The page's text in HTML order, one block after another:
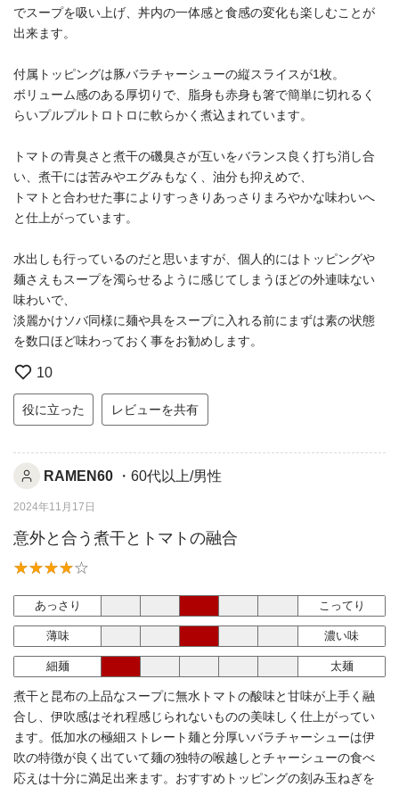
でスープを吸い上げ、丼内の一体感と食感の変化も楽しむことが
出来ます。
付属トッピングは豚バラチャーシューの縦スライスが1枚。
ボリューム感のある厚切りで、脂身も赤身も箸で簡単に切れるく
らいプルプルトロトロに軟らかく煮込まれています。
トマトの青臭さと煮干の磯臭さが互いをバランス良く打ち消し合
い、煮干には苦みやエグみもなく、油分も抑えめで、
トマトと合わせた事によりすっきりあっさりまろやかな味わいへ
と仕上がっています。
水出しも行っているのだと思いますが、個人的にはトッピングや
麺さえもスープを濁らせるように感じてしまうほどの外連味ない
味わいで、
淡麗かけソバ同様に麺や具をスープに入れる前にまずは素の状態
を数口ほど味わっておく事をお勧めします。
10
役に立った レビューを共有
RAMEN60 ・60代以上/男性
2024年11月17日
意外と合う煮干とトマトの融合
あっさり こってり
薄味 濃い味
細麺 太麺
煮干と昆布の上品なスープに無水トマトの酸味と甘味が上手く融
合し、伊吹感はそれ程感じられないものの美味しく仕上がってい
ます。低加水の極細ストレート麺と分厚いバラチャーシューは伊
吹の特徴が良く出ていて麺の独特の喉越しとチャーシューの食べ
応えは十分に満足出来ます。おすすめトッピングの刻み玉ねぎを